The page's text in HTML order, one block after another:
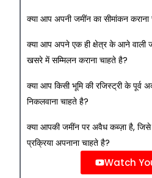
क्या आप अपनी जमींन का सीमांकन कराना
क्या आप अपने एक ही क्षेत्र के आने वाली
खसरे में सम्मिलन कराना चाहते है?
क्या आप किसी भूमि की रजिस्ट्री के पूर्व
निकलवाना चाहते है?
क्या आपकी जमींन पर अवैध कब्ज़ा है,
प्रक्रिया अपनाना चाहते है?
Watch